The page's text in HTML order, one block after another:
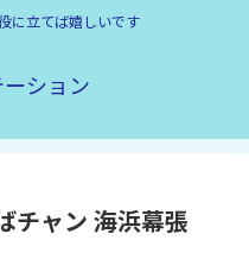
に立てば嬉しいです
ション
チャン 海浜幕張